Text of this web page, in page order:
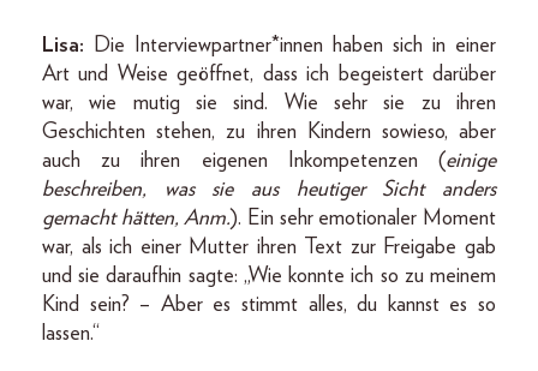
Lisa:
Die Interviewpartner*innen haben sich in einer
Art und Weise geöffnet, dass ich begeistert darüber
war, wie mutig sie sind. Wie sehr sie zu ihren
Geschichten stehen, zu ihren Kindern sowieso, aber
auch zu ihren eigenen Inkompetenzen (einige
beschreiben, was sie aus heutiger Sicht anders
gemacht hätten, Anm.). Ein sehr emotionaler Moment
war, als ich einer Mutter ihren Text zur Freigabe gab
und sie daraufhin sagte: „Wie konnte ich so zu meinem
Kind sein? – Aber es stimmt alles, du kannst es so
lassen.“